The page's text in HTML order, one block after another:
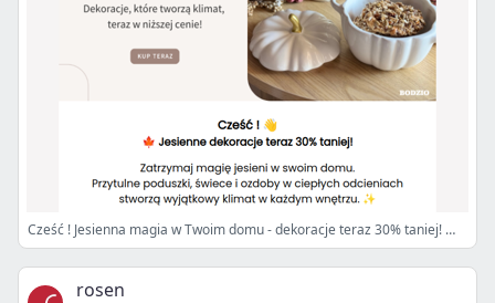
Cześć ! Jesienna magia w Twoim domu - dekoracje teraz 30% taniej! 🍁✨
rosen